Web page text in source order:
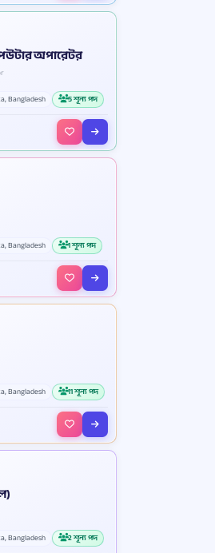
অপারেটর
Bangladesh 5 শূন্য পদ
Bangladesh 1 শূন্য পদ
Bangladesh 11 শূন্য পদ
Bangladesh 2 শূন্য পদ